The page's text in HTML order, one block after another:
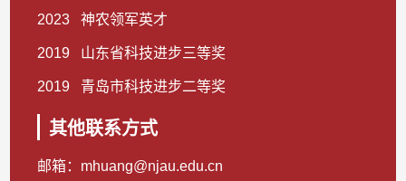
2023 神农领军英才
2019 山东省科技进步三等奖
2019 青岛市科技进步二等奖
其他联系方式
邮箱： mhuang@njau.edu.cn